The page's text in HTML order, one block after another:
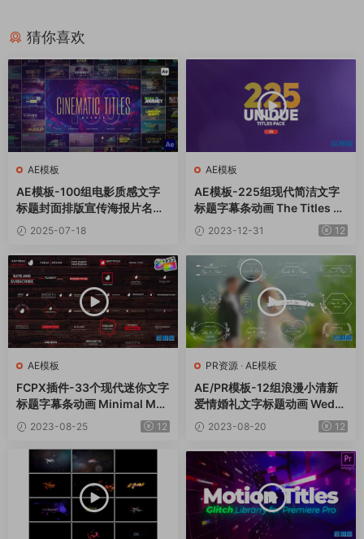
猜你喜欢
AE模板
AE模板-100组电影质感文字
标题封面排版宣传海报片名动
画 Cinematic Titles
2025-07-18
AE模板
AE模板-225组现代简洁文字
标题字幕条动画 The Titles V
4 2023-12-31 12
AE模板
FCPX插件-33个现代迷你文字
标题字幕条动画 Minimal Mo
dern Titles Pack
2023-08-25 12
PR资源 · AE模板
AE/PR模板-12组浪漫小清新
爱情婚礼文字标题动画 Weddi
ng Titles
2023-08-20 12